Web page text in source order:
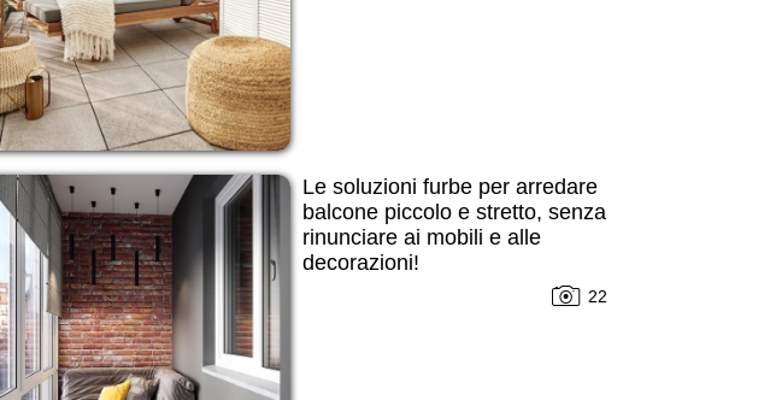
Le soluzioni furbe per arredare
balcone piccolo e stretto, senza
rinunciare ai mobili e alle
decorazioni!
22